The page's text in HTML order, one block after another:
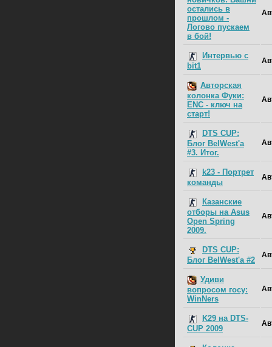
остались в
прошлом -
Логово пускаем
в бой!
Интервью с
bit1
Авторская
колонка Фуки:
ENC - ключ на
старт!
DTS CUP:
Блог BelWest'a
#3. Итог.
k23 - Портрет
команды
Казанские
отборы на Asus
Open Spring
2009.
DTS CUP:
Блог BelWest'a #2
Удиви
вопросом госу:
WinNers
K29 на DTS-
CUP 2009